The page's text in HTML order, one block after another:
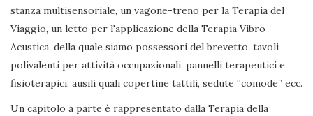
stanza multisensoriale, un vagone-treno per la Terapia del
Viaggio, un letto per l'applicazione della Terapia Vibro-
Acustica, della quale siamo possessori del brevetto, tavoli
polivalenti per attività occupazionali, pannelli terapeutici e
fisioterapici, ausili quali copertine tattili, sedute “comode” ecc.
Un capitolo a parte è rappresentato dalla Terapia della